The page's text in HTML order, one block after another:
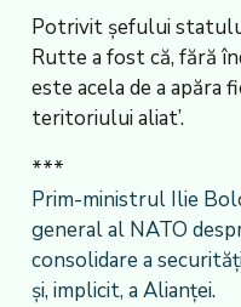
Potrivit șefului
Rutte a fost că, fără
este acela de a apăra
teritoriului aliat’.
***
Prim-ministrul Ilie
general al NATO
consolidare a
și, implicit, a Alianței.